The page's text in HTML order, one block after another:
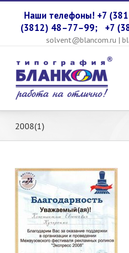
Наши телефоны! +7
(3812) 48–77–99; +7
solvent@blancom.ru |
2008(1)